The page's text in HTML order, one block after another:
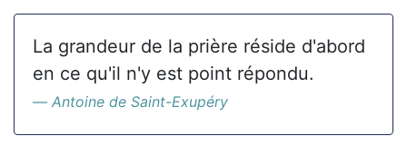
La grandeur de la prière réside d'abord
en ce qu'il n'y est point répondu.
Antoine de Saint-Exupéry